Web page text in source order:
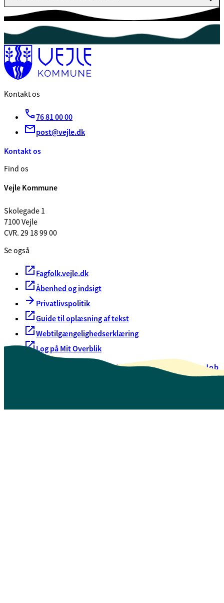
Kontakt os
76 81 00 00
post@vejle.dk
Kontakt os
Find os
Vejle Kommune
Skolegade 1
7100 Vejle
CVR. 29 18 99 00
Se også
Fagfolk.vejle.dk
Åbenhed og indsigt
Privatlivspolitik
Guide til oplæsning af tekst
Webtilgængelighedserklæring
Log på Mit Overblik
Oversigt over selvbetjeningJob